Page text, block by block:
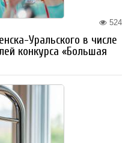
524
Уральского в числе
конкурса «Большая